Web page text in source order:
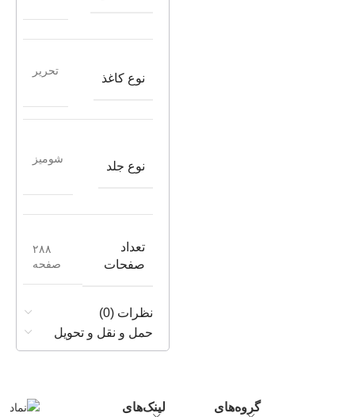
نوع کاغذ
تحریر
نوع جلد
شومیز
تعداد
صفحات
۲۸۸
صفحه
نظرات (0)
حمل و نقل و تحویل
گروه‌های
لینک‌های